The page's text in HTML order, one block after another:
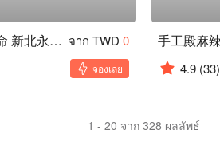
築間燒肉本命 新北永和店 จาก TWD 0
จองเลย
4.9 (33)
1 - 20 จาก 328 ผลลัพธ์